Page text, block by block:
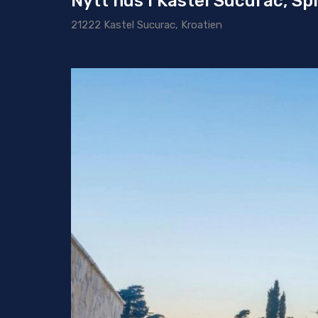
21222 Kastel Sucurac, Kroatien